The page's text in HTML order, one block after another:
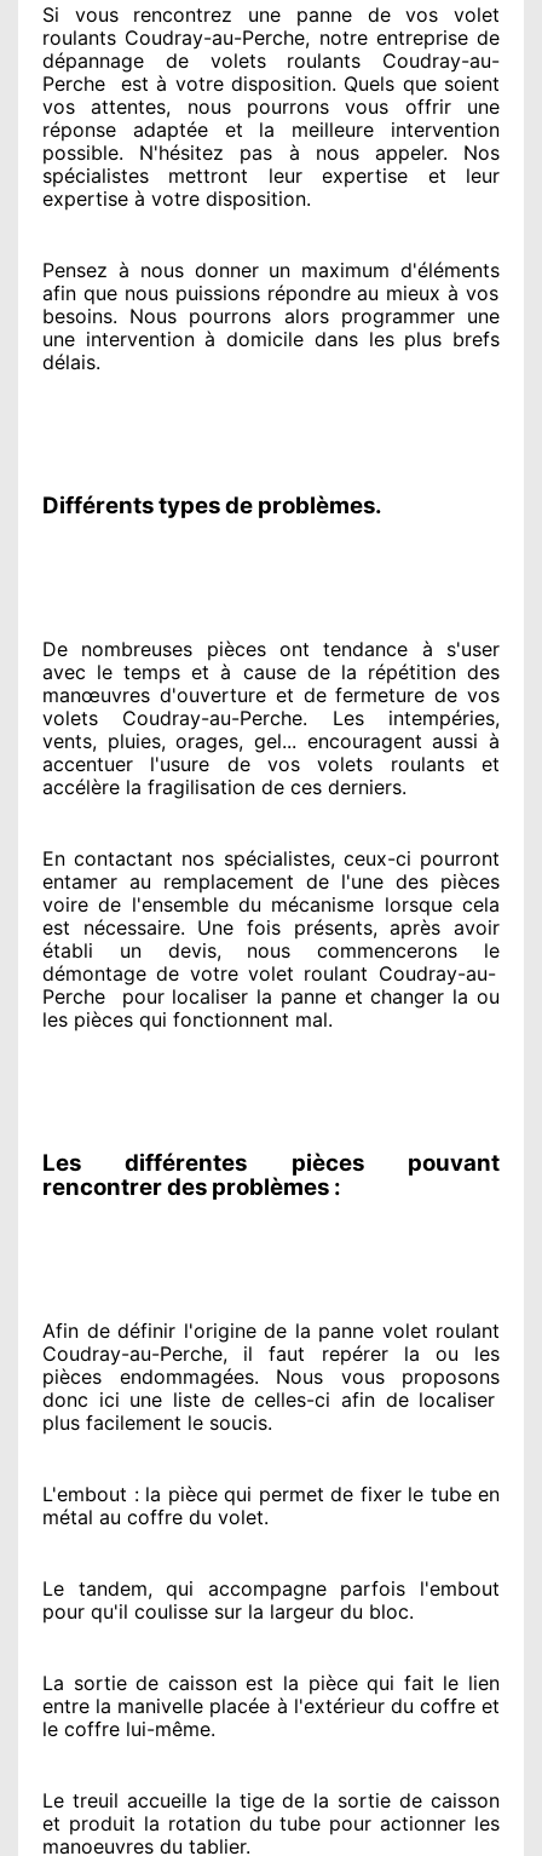
Si vous rencontrez une panne de vos volet
roulants Coudray-au-Perche, notre entreprisede
dépannage de volets roulants Coudray-au-
Perche
est à votre disposition. Quels que soient
vos attentes, nous pourrons vous offrirune
réponse adaptéeet la meilleure intervention
possible. N'hésitez pas à nous appeler. Nos
spécialistes mettront leur expertise et leur
expertise à votre disposition.
Pensez à nous donnerun maximum d'éléments
afin que nous puissions répondre au mieux à vos
besoins. Nous pourrons alors programmerune
une intervention à domicile dans les plus brefs
délais.
Différents types de problèmes.
De nombreuses pièces ont tendance à s'user
avec le temps et à causede la répétition des
manœuvres d'ouverture et de fermeture de vos
volets Coudray-au-Perche. Les intempéries,
vents, pluies, orages, gel... encouragent aussi à
accentuer l'usure de vos volets roulants et
accélère la fragilisation de ces derniers.
En contactant nos spécialistes, ceux-ci pourront
entamer au remplacement de l'une des pièces
voire de l'ensembledu mécanisme lorsque cela
est nécessaire. Une fois présents, après avoir
établi un devis, nous commencerons le
démontage de votre volet roulant Coudray-au-
Perche
pourlocaliser la panne et changer la ou
les pièces qui fonctionnent mal.
Les différentes pièces pouvant
rencontrer des problèmes :
Afin de définir l'originede la panne volet roulant
Coudray-au-Perche, il faut repérerla ou les
pièces endommagées. Nous vous proposons
donc ici une liste de celles-ci afin de localiser
plus facilement le soucis.
L'embout : la pièce qui permet de fixer le tube en
métal au coffre du volet.
Le tandem, qui accompagne parfois l'embout
pour qu'il coulisse sur la largeur du bloc.
La sortie de caisson est la pièce qui fait le lien
entre la manivelle placée à l'extérieurdu coffre et
le coffre lui-même.
Le treuil accueille la tige de la sortie de caisson
et produit la rotation du tube pour actionner les
manoeuvres du tablier.